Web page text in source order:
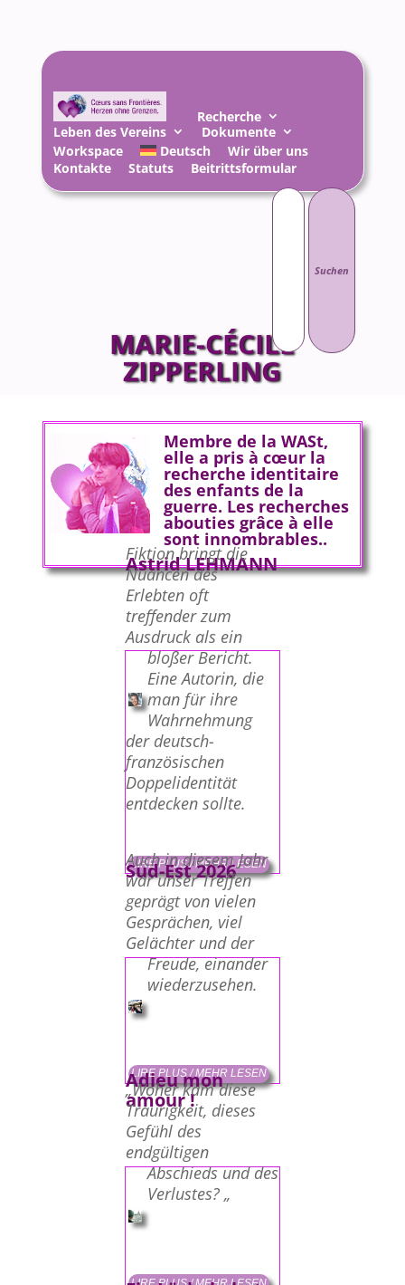
Recherche
Leben des Vereins
Dokumente
Workspace
Deutsch
Wir über uns
Kontakte
Statuts
Beitrittsformular
Suchen
nach:
MARIE-CÉCILE
ZIPPERLING
Membre de la WASt,
elle a pris à cœur la
recherche identitaire
des enfants de la
guerre. Les recherches
abouties grâce à elle
sont innombrables..
Astrid LEHMANN
Fiktion bringt die
Nuancen des
Erlebten oft
treffender zum
Ausdruck als ein
bloßer Bericht.
Eine Autorin, die
man für ihre
Wahrnehmung
der deutsch-
französischen
Doppelidentität
entdecken sollte.
LIRE PLUS / MEHR LESEN
Sud-Est 2026
Auch in diesem Jahr
war unser Treffen
geprägt von vielen
Gesprächen, viel
Gelächter und der
Freude, einander
wiederzusehen.
LIRE PLUS / MEHR LESEN
Adieu mon
amour !
„Woher kam diese
Traurigkeit, dieses
Gefühl des
endgültigen
Abschieds und des
Verlustes? „